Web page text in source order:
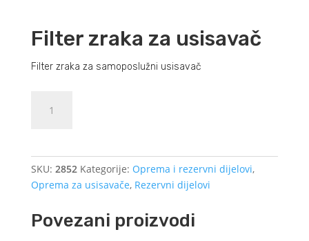
Filter zraka za usisavač
Filter zraka za samoposlužni usisavač
zraka
SKU: 2852 Kategorije: Oprema i rezervni dijelovi,
Oprema za usisavače, Rezervni dijelovi
Povezani proizvodi